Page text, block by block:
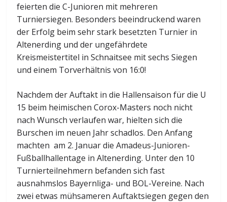
feierten die C-Junioren mit mehreren
Turniersiegen. Besonders beeindruckend waren
der Erfolg beim sehr stark besetzten Turnier in
Altenerding und der ungefährdete
Kreismeistertitel in Schnaitsee mit sechs Siegen
und einem Torverhältnis von 16:0!
Nachdem der Auftakt in die Hallensaison für die U
15 beim heimischen Corox-Masters noch nicht
nach Wunsch verlaufen war, hielten sich die
Burschen im neuen Jahr schadlos. Den Anfang
machten am 2. Januar die Amadeus-Junioren-
Fußballhallentage in Altenerding. Unter den 10
Turnierteilnehmern befanden sich fast
ausnahmslos Bayernliga- und BOL-Vereine. Nach
zwei etwas mühsameren Auftaktsiegen gegen den